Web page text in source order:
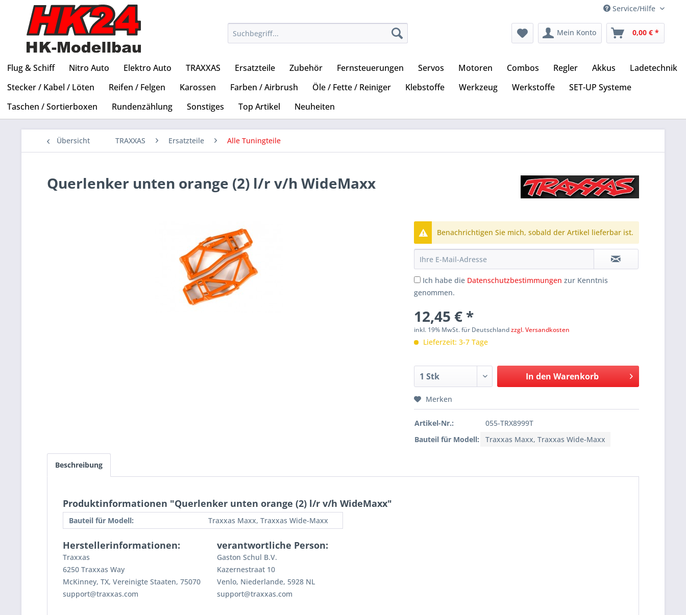
Service/Hilfe
Mein Konto 0,00 € *
Flug & Schiff Nitro Auto Elektro Auto TRAXXAS Ersatzteile Zubehör Fernsteuerungen Servos Motoren Combos Regler Akkus
Ladetechnik
Stecker / Kabel / Löten
Reifen / Felgen Karossen Farben / Airbrush Öle / Fette / Reiniger Klebstoffe Werkzeug Werkstoffe
SET-UP Systeme
Taschen / Sortierboxen
Rundenzählung Sonstiges Top Artikel Neuheiten
Übersicht TRAXXAS Ersatzteile Alle Tuningteile
Querlenker unten orange (2) l/r v/h WideMaxx
Benachrichtigen Sie mich, sobald der Artikel lieferbar ist.
Ich habe die Datenschutzbestimmungen zur Kenntnis
genommen.
12,45 € *
inkl. 19% MwSt. für Deutschlandzzgl. Versandkosten
Lieferzeit: 3-7 Tage
In den Warenkorb
Merken
Artikel-Nr.:
055-TRX8999T
Bauteil für Modell:
Traxxas Maxx, Traxxas Wide-Maxx
Beschreibung
Produktinformationen "Querlenker unten orange (2) l/r v/h WideMaxx"
Bauteil für Modell: Traxxas Maxx, Traxxas Wide-Maxx
Herstellerinformationen:
Traxxas
6250 Traxxas Way
McKinney, TX, Vereinigte Staaten, 75070
support@traxxas.com
verantwortliche Person:
Gaston Schul B.V.
Kazernestraat 10
Venlo, Niederlande, 5928 NL
support@traxxas.com